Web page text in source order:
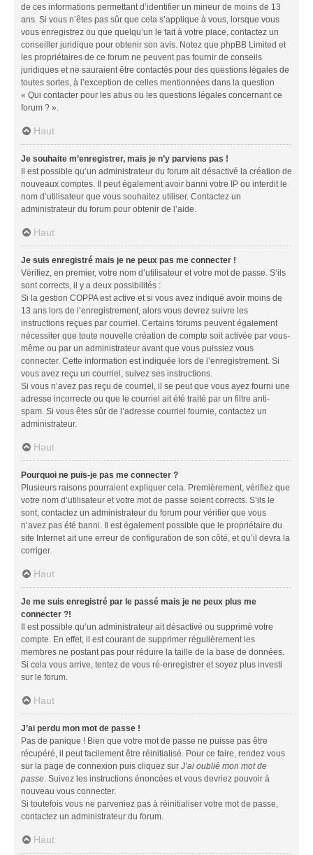
de ces informations permettant d’identifier un mineur de moins de 13
ans. Si vous n’êtes pas sûr que cela s’applique à vous, lorsque vous
vous enregistrez ou que quelqu’un le fait à votre place, contactez un
conseiller juridique pour obtenir son avis. Notez que phpBB Limited et
les propriétaires de ce forum ne peuvent pas fournir de conseils
juridiques et ne sauraient être contactés pour des questions légales de
toutes sortes, à l’exception de celles mentionnées dans la question
« Qui contacter pour les abus ou les questions légales concernant ce
forum ? ».
Haut
Je souhaite m’enregistrer, mais je n’y parviens pas !
Il est possible qu’un administrateur du forum ait désactivé la création de
nouveaux comptes. Il peut également avoir banni votre IP ou interdit le
nom d’utilisateur que vous souhaitez utiliser. Contactez un
administrateur du forum pour obtenir de l’aide.
Haut
Je suis enregistré mais je ne peux pas me connecter !
Vérifiez, en premier, votre nom d’utilisateur et votre mot de passe. S’ils
sont corrects, il y a deux possibilités :
Si la gestion COPPA est active et si vous avez indiqué avoir moins de
13 ans lors de l’enregistrement, alors vous devrez suivre les
instructions reçues par courriel. Certains forums peuvent également
nécessiter que toute nouvelle création de compte soit activée par vous-
même ou par un administrateur avant que vous puissiez vous
connecter. Cette information est indiquée lors de l’enregistrement. Si
vous avez reçu un courriel, suivez ses instructions.
Si vous n’avez pas reçu de courriel, il se peut que vous ayez fourni une
adresse incorrecte ou que le courriel ait été traité par un filtre anti-
spam. Si vous êtes sûr de l’adresse courriel fournie, contactez un
administrateur.
Haut
Pourquoi ne puis-je pas me connecter ?
Plusieurs raisons pourraient expliquer cela. Premièrement, vérifiez que
votre nom d’utilisateur et votre mot de passe soient corrects. S’ils le
sont, contactez un administrateur du forum pour vérifier que vous
n’avez pas été banni. Il est également possible que le propriétaire du
site Internet ait une erreur de configuration de son côté, et qu’il devra la
corriger.
Haut
Je me suis enregistré par le passé mais je ne peux plus me
connecter ?!
Il est possible qu’un administrateur ait désactivé ou supprimé votre
compte. En effet, il est courant de supprimer régulièrement les
membres ne postant pas pour réduire la taille de la base de données.
Si cela vous arrive, tentez de vous ré-enregistrer et soyez plus investi
sur le forum.
Haut
J’ai perdu mon mot de passe !
Pas de panique ! Bien que votre mot de passe ne puisse pas être
récupéré, il peut facilement être réinitialisé. Pour ce faire, rendez vous
sur la page de connexion puis cliquez sur J’ai oublié mon mot de
passe. Suivez les instructions énoncées et vous devriez pouvoir à
nouveau vous connecter.
Si toutefois vous ne parveniez pas à réinitialiser votre mot de passe,
contactez un administrateur du forum.
Haut